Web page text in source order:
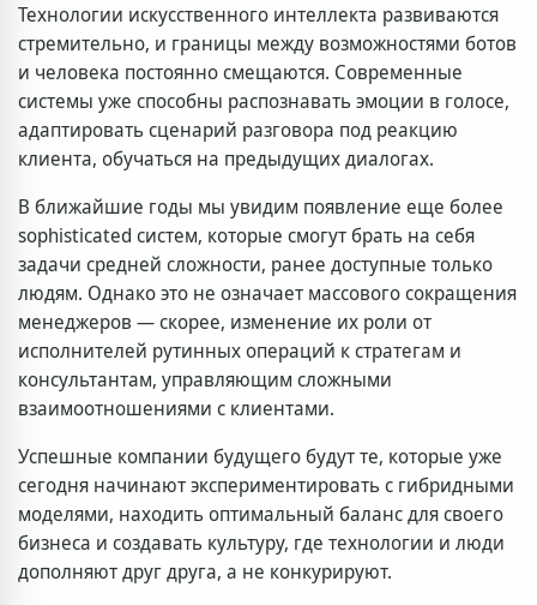
Технологии искусственного интеллекта развиваются
стремительно, и границы между возможностями ботов
и человека постоянно смещаются. Современные
системы уже способны распознавать эмоции в голосе,
адаптировать сценарий разговора под реакцию
клиента, обучаться на предыдущих диалогах.
В ближайшие годы мы увидим появление еще более
sophisticated систем, которые смогут брать на себя
задачи средней сложности, ранее доступные только
людям. Однако это не означает массового сокращения
менеджеров — скорее, изменение их роли от
исполнителей рутинных операций к стратегам и
консультантам, управляющим сложными
взаимоотношениями с клиентами.
Успешные компании будущего будут те, которые уже
сегодня начинают экспериментировать с гибридными
моделями, находить оптимальный баланс для своего
бизнеса и создавать культуру, где технологии и люди
дополняют друг друга, а не конкурируют.